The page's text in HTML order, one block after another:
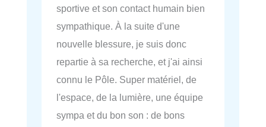
sportive et son contact humain bien
sympathique. À la suite d'une
nouvelle blessure, je suis donc
repartie à sa recherche, et j'ai ainsi
connu le Pôle. Super matériel, de
l'espace, de la lumière, une équipe
sympa et du bon son : de bons